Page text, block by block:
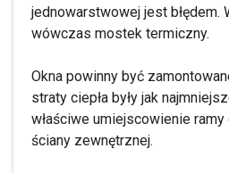
jednowarstwowej jest błędem.
wówczas mostek termiczny.
Okna powinny być
straty ciepła były jak
właściwe umiejscowienie
ściany zewnętrznej.